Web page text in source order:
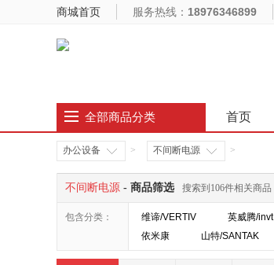
商城首页 服务热线： 18976346899
全部商品分类 首页
办公设备 > 不间断电源 >
不间断电源 - 商品筛选 搜索到106件相关商品
包含分类： 维谛/VERTIV 英威腾/invt
依米康
山特/SANTAK